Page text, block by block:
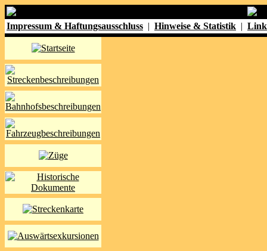
Impressum & Haftungsausschluss | Hinweise & Statistik |